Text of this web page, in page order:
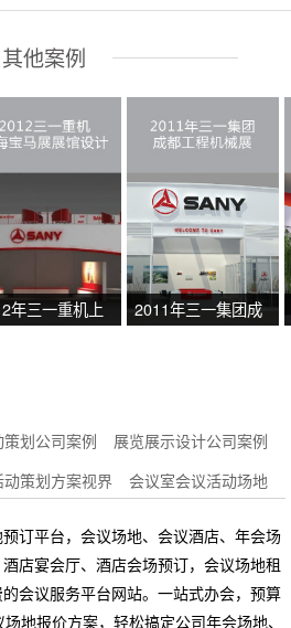
其他案例
年三一重机上
2011年三一集团成
策划公司案例
展览展示设计公司案例
动策划方案视界 会议室会议活动场地
订平台，会议场地、会议酒店、年会场
店宴会厅、酒店会场预订，会议场地租
会议服务平台网站。一站式办会，预算
地报价方案，轻松搞定公司年会场地、